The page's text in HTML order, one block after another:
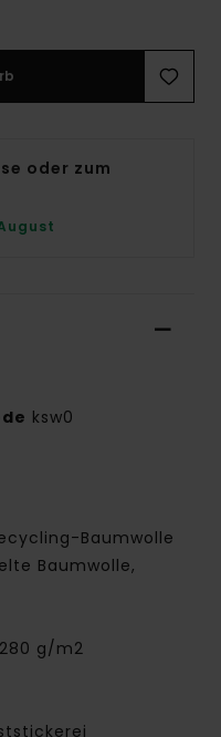
oder zum
ksw0
Baumwolle
Baumwolle,
280 g/m2